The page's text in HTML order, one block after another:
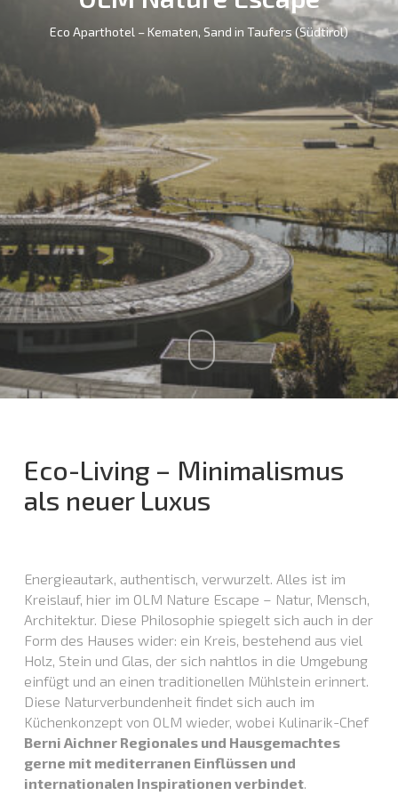
Eco Aparthotel – Kematen, Sand in Taufers (Südtirol)
Eco-Living – Minimalismus
als neuer Luxus
Energieautark, authentisch, verwurzelt. Alles ist im
Kreislauf, hier im OLM Nature Escape – Natur, Mensch,
Architektur. Diese Philosophie spiegelt sich auch in der
Form des Hauses wider: ein Kreis, bestehend aus viel
Holz, Stein und Glas, der sich nahtlos in die Umgebung
einfügt und an einen traditionellen Mühlstein erinnert.
Diese Naturverbundenheit findet sich auch im
Küchenkonzept von OLM wieder, wobei Kulinarik-Chef
Berni Aichner Regionales und Hausgemachtes
gerne mit mediterranen Einflüssen und
internationalen Inspirationen verbindet.